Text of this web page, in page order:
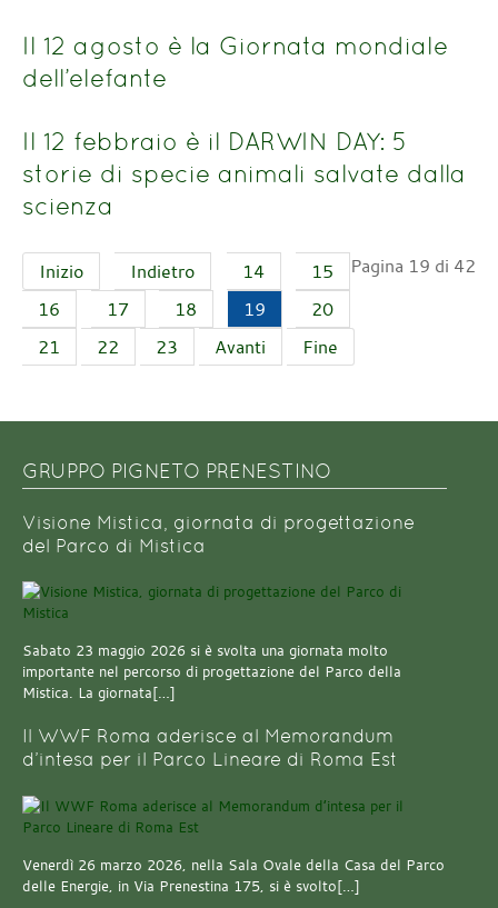
Il 12 agosto è la Giornata mondiale
dell’elefante
Il 12 febbraio è il DARWIN DAY: 5
storie di specie animali salvate dalla
scienza
Pagina 19 di 42
Inizio Indietro 14
15
16
17 18 19
20
21
22 23 Avanti Fine
GRUPPO PIGNETO PRENESTINO
Visione Mistica, giornata di progettazione
del Parco di Mistica
Sabato 23 maggio 2026 si è svolta una giornata molto
importante nel percorso di progettazione del Parco della
Mistica. La giornata[…]
Il WWF Roma aderisce al Memorandum
d’intesa per il Parco Lineare di Roma Est
Venerdì 26 marzo 2026, nella Sala Ovale della Casa del Parco
delle Energie, in Via Prenestina 175, si è svolto[…]